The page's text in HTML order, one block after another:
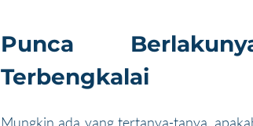
Punca
Terbengkalai
Mungkin ada yang tertanya-tanya,